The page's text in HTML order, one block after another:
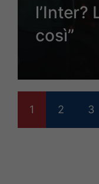
l’Inter?
così”
1 2 3